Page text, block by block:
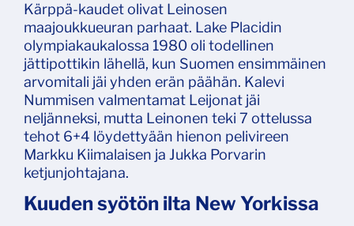
Kärppä-kaudet olivat Leinosen
maajoukkueuran parhaat. Lake Placidin
olympiakaukalossa 1980 oli todellinen
jättipottikin lähellä, kun Suomen ensimmäinen
arvomitali jäi yhden erän päähän. Kalevi
Nummisen valmentamat Leijonat jäi
neljänneksi, mutta Leinonen teki 7 ottelussa
tehot 6+4 löydettyään hienon pelivireen
Markku Kiimalaisen ja Jukka Porvarin
ketjunjohtajana.
Kuuden syötön ilta New Yorkissa